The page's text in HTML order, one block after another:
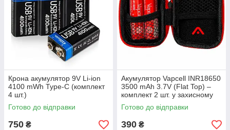
Крона акумулятор 9V Li-ion
4100 mWh Type-C (комплект
4 шт.)
Готово до відправки
750 ₴
Акумулятор Vapcell INR18650
3500 mAh 3.7V (Flat Top) –
комплект 2 шт. у захисному
чохлі
Готово до відправки
390 ₴